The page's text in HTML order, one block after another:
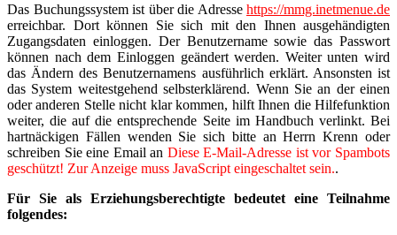
Das Buchungssystem ist über die Adresse https://mmg.inetmenue.de
erreichbar. Dort können Sie sich mit den Ihnen ausgehändigten
Zugangsdaten einloggen. Der Benutzername sowie das Passwort
können nach dem Einloggen geändert werden. Weiter unten wird
das Ändern des Benutzernamens ausführlich erklärt. Ansonsten ist
das System weitestgehend selbsterklärend. Wenn Sie an der einen
oder anderen Stelle nicht klar kommen, hilft Ihnen die Hilfefunktion
weiter, die auf die entsprechende Seite im Handbuch verlinkt. Bei
hartnäckigen Fällen wenden Sie sich bitte an Herrn Krenn oder
schreiben Sie eine Email an Diese E-Mail-Adresse ist vor Spambots
geschützt! Zur Anzeige muss JavaScript eingeschaltet sein..
Für Sie als Erziehungsberechtigte bedeutet eine Teilnahme
folgendes: